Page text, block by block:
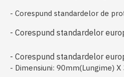
- Corespund standardelor de
- Corespund standardelor
- Corespund standardelor
- Dimensiuni: 90mm(Lungime)